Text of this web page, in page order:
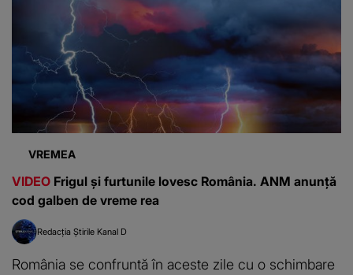
VREMEA
VIDEO Frigul și furtunile lovesc România. ANM anunță
cod galben de vreme rea
Redacția Știrile Kanal D
România se confruntă în aceste zile cu o schimbare